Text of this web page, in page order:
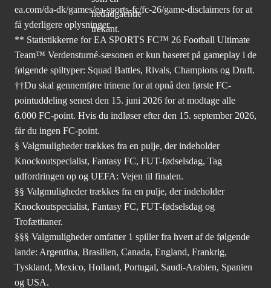
ea.com/da-dk/games/ea-sports-fc/fc-26/game-disclaimers for at
få yderligere oplysninger.
** Statistikkerne for EA SPORTS FC™ 26 Football Ultimate
Team™ Verdensturné-sæsonen er kun baseret på gameplay i de
følgende spiltyper: Squad Battles, Rivals, Champions og Draft.
††Du skal gennemføre trinene for at opnå den første FC-
pointuddeling senest den 15. juni 2026 for at modtage alle
6.000 FC-point. Hvis du indløser efter den 15. september 2026,
får du ingen FC-point.
§ Valgmuligheder trækkes fra en pulje, der indeholder
Knockoutspecialist, Fantasy FC, FUT-fødselsdag, Tag
udfordringen op og UEFA: Vejen til finalen.
§§ Valgmuligheder trækkes fra en pulje, der indeholder
Knockoutspecialist, Fantasy FC, FUT-fødselsdag og
Trofætitaner.
§§§ Valgmuligheder omfatter 1 spiller fra hvert af de følgende
lande: Argentina, Brasilien, Canada, England, Frankrig,
Tyskland, Mexico, Holland, Portugal, Saudi-Arabien, Spanien
og USA.